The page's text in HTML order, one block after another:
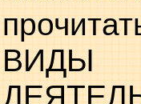
ВИДЫ